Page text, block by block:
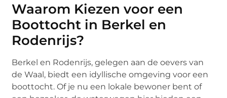
Waarom Kiezen voor een
Boottocht in Berkel en
Rodenrijs?
Berkel en Rodenrijs, gelegen aan de oevers van
de Waal, biedt een idyllische omgeving voor een
boottocht. Of je nu een lokale bewoner bent of